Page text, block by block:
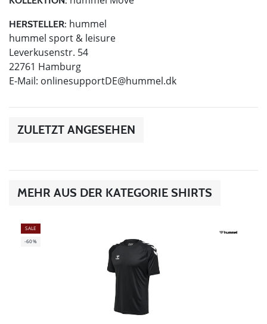
HERSTELLER: hummel
hummel sport & leisure
Leverkusenstr. 54
22761 Hamburg
E-Mail: onlinesupportDE@hummel.dk
ZULETZT ANGESEHEN
MEHR AUS DER KATEGORIE SHIRTS
SALE
-60%